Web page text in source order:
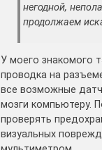
негодной,
продолжаем
У моего знакомого
проводка на
все возможные
мозги компьютеру.
проверять
визуальных